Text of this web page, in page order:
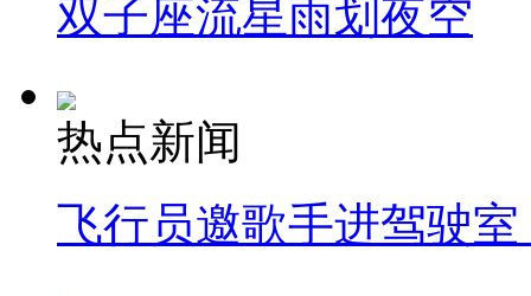
双子座流星雨划夜空
热点新闻
飞行员邀歌手进驾驶